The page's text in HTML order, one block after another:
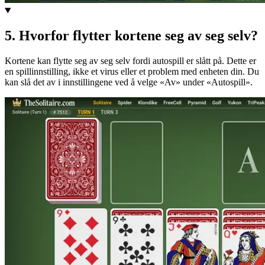
5. Hvorfor flytter kortene seg av seg selv?
Kortene kan flytte seg av seg selv fordi autospill er slått på. Dette er
en spillinnstilling, ikke et virus eller et problem med enheten din. Du
kan slå det av i innstillingene ved å velge «Av» under «Autospill».